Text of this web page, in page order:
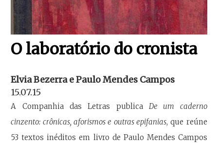
O laboratório do cronista
Elvia Bezerra e Paulo Mendes Campos
15.07.15
A Companhia das Letras publica De um caderno
cinzento: crônicas, aforismos e outras epifanias, que reúne
53 textos inéditos em livro de Paulo Mendes Campos